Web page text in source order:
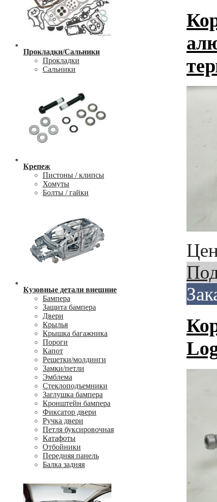
Прокладки/Сальники
Прокладки
Сальники
Крепеж
Пистоны / клипсы
Хомуты
Болты / гайки
Кузовные детали внешние
Бампера
Защита бампера
Двери
Крылья
Крышка багажника
Пороги
Капот
Решетки/молдинги
Замки/петли
Эмблема
Стеклоподъемники
Заглушка бампера
Кронштейн бампера
Фиксатор двери
Ручка двери
Петля буксировочная
Катафоты
Отбойники
Передняя панель
Балка задняя